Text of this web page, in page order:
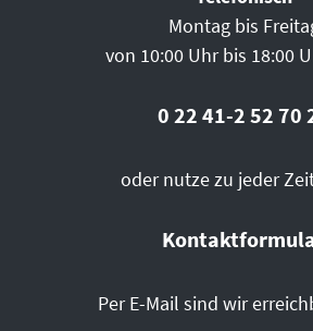
Montag bis
von 10:00 Uhr bis 18:00
0 22 41-2 52 70
oder nutze zu jeder
Per E-Mail sind wir